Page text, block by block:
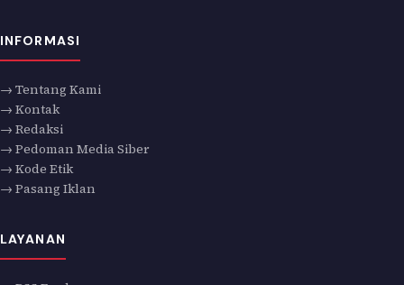
INFORMASI
→ Tentang Kami
→ Kontak
→ Redaksi
→ Pedoman Media Siber
→ Kode Etik
→ Pasang Iklan
LAYANAN